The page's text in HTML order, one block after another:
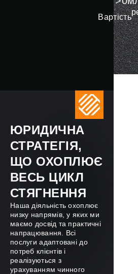
Вартість
ЮРИДИЧНА
СТРАТЕГІЯ,
ЩО ОХОПЛЮЄ
ВЕСЬ ЦИКЛ
СТЯГНЕННЯ
Наша діяльність охоплює
низку напрямів, у яких ми
маємо досвід та практичні
напрацювання. Всі
послуги адаптовані до
потреб клієнтів і
реалізуються з
урахуванням чинного